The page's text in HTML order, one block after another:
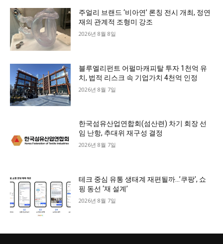
주얼리 브랜드 ‘비아연’ 론칭 전시 개최, 정연
재의 관계적 조형미 강조
2026년 8월 8일
블루엘리펀트 어펄마캐피탈 투자 1천억 유
치, 법적 리스크 속 기업가치 4천억 인정
2026년 8월 7일
한국섬유산업연합회(섬산련) 차기 회장 선
임 난항, 추대위 재구성 결정
2026년 8월 7일
테크 중심 유통 생태계 재편될까…’쿠팡’, 쇼
핑 동선 ‘재 설계’
2026년 8월 7일